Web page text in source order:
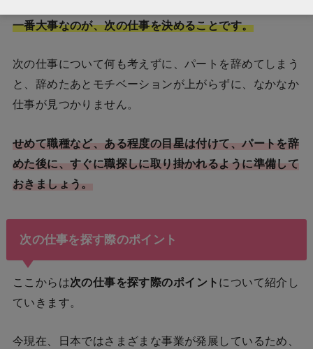
一番大事なのが、次の仕事を決めることです。
次の仕事について何も考えずに、パートを辞めてしまう
と、辞めたあとモチベーションが上がらずに、なかなか
仕事が見つかりません。
せめて職種など、ある程度の目星は付けて、パートを辞
めた後に、すぐに職探しに取り掛かれるように準備して
おきましょう。
次の仕事を探す際のポイント
ここからは次の仕事を探す際のポイント について紹介し
ていきます。
今現在、日本ではさまざまな事業が発展しているため、